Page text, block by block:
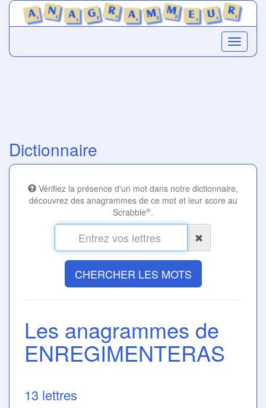
Dictionnaire
Vérifiez la présence d'un mot dans notre dictionnaire,
découvrez des anagrammes de ce mot et leur score au
Scrabble®.
CHERCHER LES MOTS
Les anagrammes de
ENREGIMENTERAS
13 lettres